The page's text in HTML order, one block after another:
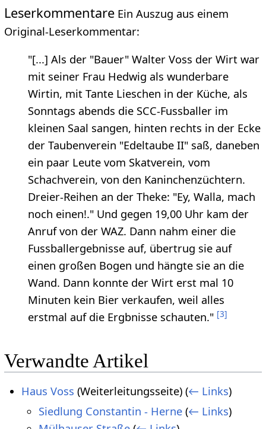
LeserkommentareEin Auszug aus einem
Original-Leserkommentar:
"[...] Als der "Bauer" Walter Voss der Wirt war
mit seiner Frau Hedwig als wunderbare
Wirtin, mit Tante Lieschen in der Küche, als
Sonntags abends die SCC-Fussballer im
kleinen Saal sangen, hinten rechts in der Ecke
der Taubenverein "Edeltaube II" saß, daneben
ein paar Leute vom Skatverein, vom
Schachverein, von den Kaninchenzüchtern.
Dreier-Reihen an der Theke: "Ey, Walla, mach
noch einen!." Und gegen 19,00 Uhr kam der
Anruf von der WAZ. Dann nahm einer die
Fussballergebnisse auf, übertrug sie auf
einen großen Bogen und hängte sie an die
Wand. Dann konnte der Wirt erst mal 10
Minuten kein Bier verkaufen, weil alles
erstmal auf die Ergbnisse schauten." [3]
Verwandte Artikel
Haus Voss (Weiterleitungsseite) (← Links)
Siedlung Constantin - Herne (← Links)